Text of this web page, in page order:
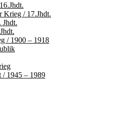
Krieg / 17.Jhdt.
Jhdt.
/ 1900 – 1918
/ 1945 – 1989